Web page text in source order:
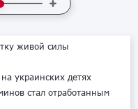
живой силы
украинских детях
стал отработанным